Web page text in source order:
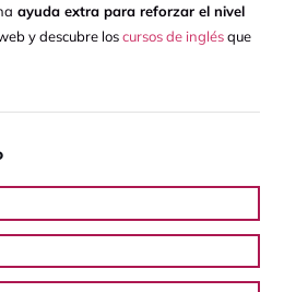
ayuda extra para reforzar el nivel
y descubre loscursos de inglésque